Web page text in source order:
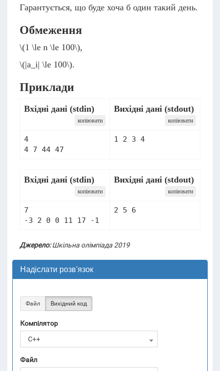
Гарантується, що буде хоча б один такий день.
Обмеження
\(1 \le n \le 100\),
\(|a_i| \le 100\).
Приклади
Вхідні дані (stdin)
копіювати
Вихідні дані (stdout)
копіювати
4
Вхідні дані (stdin)
копіювати
Вихідні дані (stdout)
копіювати
7
Джерело:Шкільна олімпіада 2019
Надіслати розв'язок
Файл Вихідний код
Компілятор
C++
Файл